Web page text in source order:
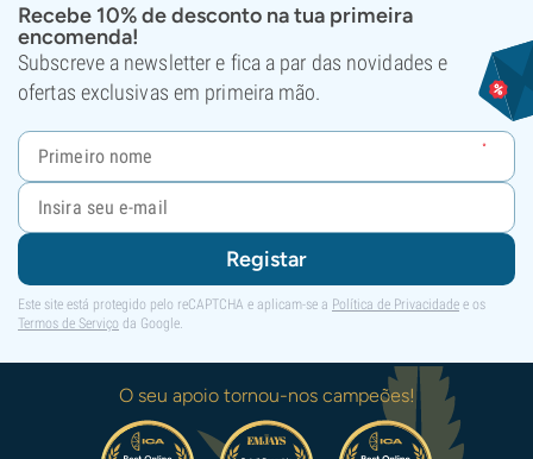
Recebe 10% de desconto na tua primeira
encomenda!
Subscreve a newsletter e fica a par das novidades e
ofertas exclusivas em primeira mão.
Registar
Este site está protegido pelo reCAPTCHA e aplicam-se a Política de Privacidade e os
Termos de Serviço da Google.
O seu apoio tornou-nos campeões!